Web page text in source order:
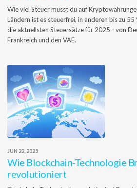
Wie viel Steuer musst du auf
Ländern ist es steuerfrei, in anderen bis zu 55
die aktuellsten Steuersätze für 2025 - von
Frankreich und den VAE.
JUN 22, 2025
Wie Blockchain-Technologie
revolutioniert